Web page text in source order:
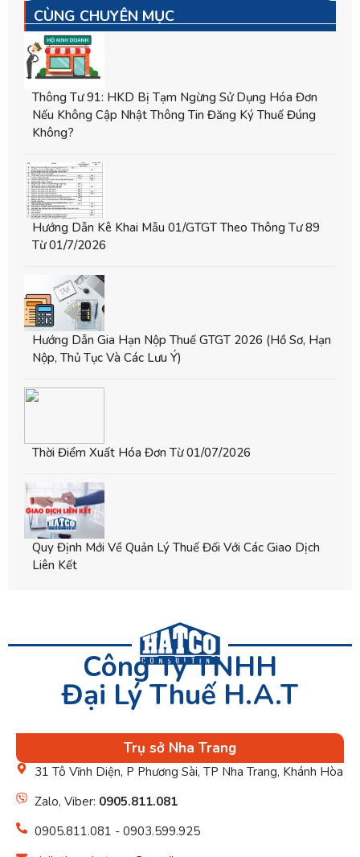
CÙNG CHUYÊN MỤC
Thông Tư 91: HKD Bị Tạm Ngừng Sử Dụng Hóa Đơn
Nếu Không Cập Nhật Thông Tin Đăng Ký Thuế Đúng
Không?
Hướng Dẫn Kê Khai Mẫu 01/GTGT Theo Thông Tư 89
Từ 01/7/2026
Hướng Dẫn Gia Hạn Nộp Thuế GTGT 2026 (hồ Sơ, Hạn
Nộp, Thủ Tục Và Các Lưu Ý)
Thời Điểm Xuất Hóa Đơn Từ 01/07/2026
Quy Định Mới Về Quản Lý Thuế Đối Với Các Giao Dịch
Liên Kết
Công Ty TNHH
Đại Lý Thuế H.A.T
Trụ sở Nha Trang
31 Tô Vĩnh Diện, P Phương Sài, TP Nha Trang, Khánh Hòa
Zalo, Viber: 0905.811.081
0905.811.081 - 0903.599.925